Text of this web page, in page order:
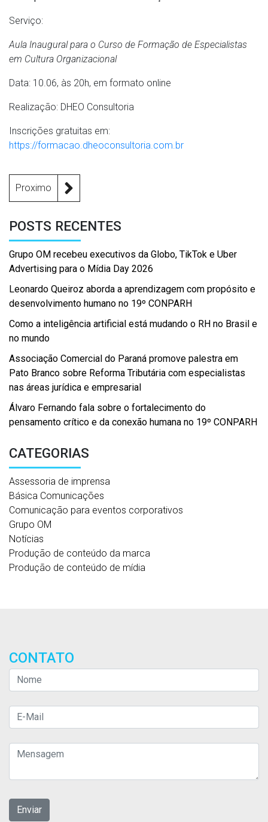
Serviço:
Aula Inaugural para o Curso de Formação de Especialistas
em Cultura Organizacional
Data: 10.06, às 20h, em formato online
Realização: DHEO Consultoria
Inscrições gratuitas em:
https://formacao.dheoconsultoria.com.br
Proximo
POSTS RECENTES
Grupo OM recebeu executivos da Globo, TikTok e Uber
Advertising para o Mídia Day 2026
Leonardo Queiroz aborda a aprendizagem com propósito e
desenvolvimento humano no 19º CONPARH
Como a inteligência artificial está mudando o RH no Brasil e
no mundo
Associação Comercial do Paraná promove palestra em
Pato Branco sobre Reforma Tributária com especialistas
nas áreas jurídica e empresarial
Álvaro Fernando fala sobre o fortalecimento do
pensamento crítico e da conexão humana no 19º CONPARH
CATEGORIAS
Assessoria de imprensa
Básica Comunicações
Comunicação para eventos corporativos
Grupo OM
Notícias
Produção de conteúdo da marca
Produção de conteúdo de mídia
CONTATO